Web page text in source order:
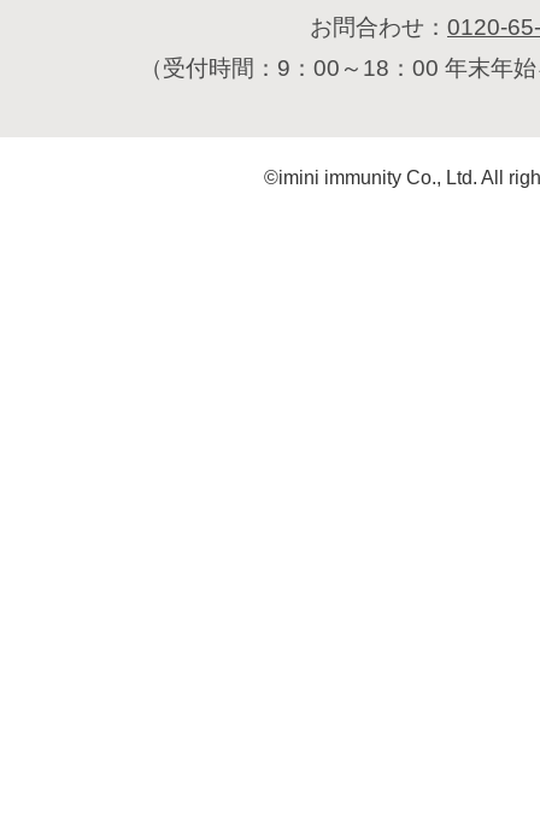
お問合わせ： 0120-
（受付時間：9：00～18：00 年末年
©imini immunity Co., Ltd. All